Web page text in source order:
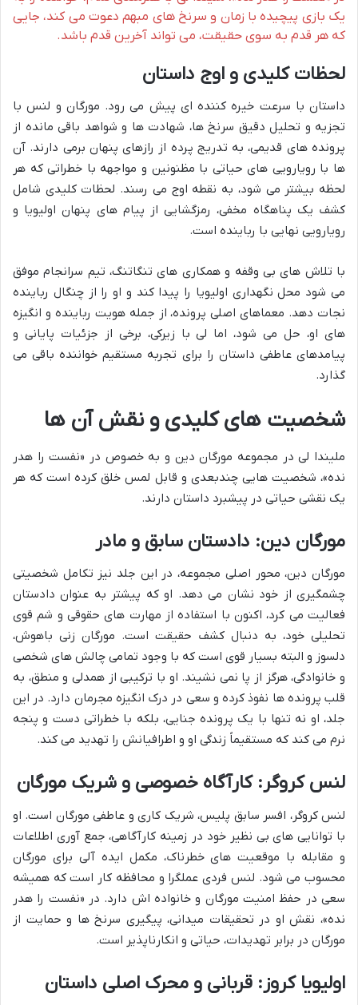
یک بازی پیچیده با زمان و سرنخ های مبهم دعوت می کند، جایی
که هر قدم به سوی حقیقت، می تواند آخرین قدم باشد.
لحظات کلیدی و اوج داستان
داستان با سرعت خیره کننده ای پیش می رود. مورگان و لنس با
تجزیه و تحلیل دقیق سرنخ ها، شهادت ها و شواهد باقی مانده از
پرونده های قدیمی، به تدریج پرده از رازهای پنهان برمی دارند. آن
ها با رویارویی های حیاتی با مظنونین و مواجهه با خطراتی که هر
لحظه بیشتر می شود، به نقطه اوج می رسند. لحظات کلیدی شامل
کشف یک پناهگاه مخفی، رمزگشایی از پیام های پنهان اولیویا و
رویارویی نهایی با رباینده است.
با تلاش های بی وقفه و همکاری های تنگاتنگ، تیم سرانجام موفق
می شود محل نگهداری اولیویا را پیدا کند و او را از چنگال رباینده
نجات دهد. معماهای اصلی پرونده، از جمله هویت رباینده و انگیزه
های او، حل می شود، اما لی با زیرکی، برخی از جزئیات پایانی و
پیامدهای عاطفی داستان را برای تجربه مستقیم خواننده باقی می
گذارد.
شخصیت های کلیدی و نقش آن ها
ملیندا لی در مجموعه مورگان دین و به خصوص در «نفست را هدر
نده»، شخصیت هایی چندبعدی و قابل لمس خلق کرده است که هر
یک نقشی حیاتی در پیشبرد داستان دارند.
مورگان دین: دادستان سابق و مادر
مورگان دین، محور اصلی مجموعه، در این جلد نیز تکامل شخصیتی
چشمگیری از خود نشان می دهد. او که پیشتر به عنوان دادستان
فعالیت می کرد، اکنون با استفاده از مهارت های حقوقی و شم قوی
تحلیلی خود، به دنبال کشف حقیقت است. مورگان زنی باهوش،
دلسوز و البته بسیار قوی است که با وجود تمامی چالش های شخصی
و خانوادگی، هرگز از پا نمی نشیند. او با ترکیبی از همدلی و منطق، به
قلب پرونده ها نفوذ کرده و سعی در درک انگیزه مجرمان دارد. در این
جلد، او نه تنها با یک پرونده جنایی، بلکه با خطراتی دست و پنجه
نرم می کند که مستقیماً زندگی او و اطرافیانش را تهدید می کند.
لنس کروگر: کارآگاه خصوصی و شریک مورگان
لنس کروگر، افسر سابق پلیس، شریک کاری و عاطفی مورگان است. او
با توانایی های بی نظیر خود در زمینه کارآگاهی، جمع آوری اطلاعات
و مقابله با موقعیت های خطرناک، مکمل ایده آلی برای مورگان
محسوب می شود. لنس فردی عملگرا و محافظه کار است که همیشه
سعی در حفظ امنیت مورگان و خانواده اش دارد. در «نفست را هدر
نده»، نقش او در تحقیقات میدانی، پیگیری سرنخ ها و حمایت از
مورگان در برابر تهدیدات، حیاتی و انکارناپذیر است.
اولیویا کروز : قربانی و محرک اصلی داستان